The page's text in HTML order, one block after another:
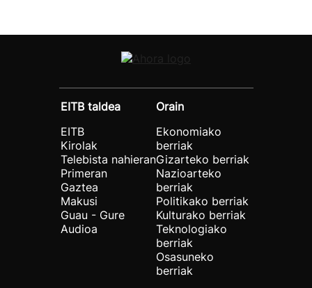
EITB taldea
EITB
Kirolak
Telebista nahieran
Primeran
Gaztea
Makusi
Guau - Gure
Audioa
Orain
Ekonomiako
berriak
Gizarteko berriak
Nazioarteko
berriak
Politikako berriak
Kulturako berriak
Teknologiako
berriak
Osasuneko
berriak